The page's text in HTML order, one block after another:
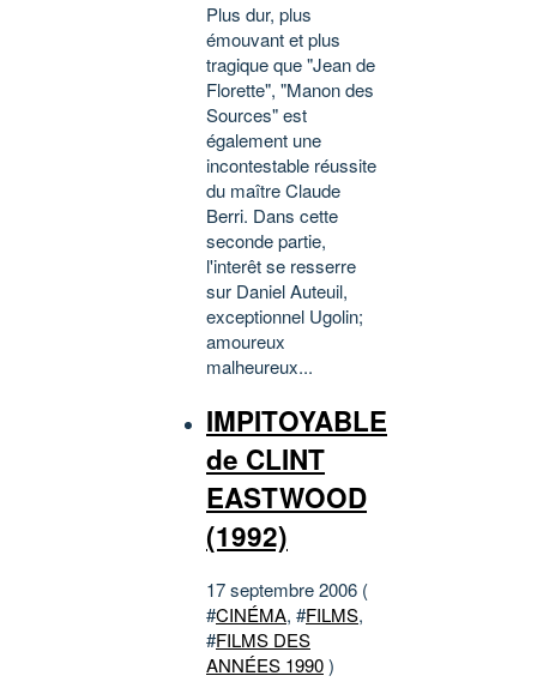
Plus dur, plus
émouvant et plus
tragique que "Jean de
Florette", "Manon des
Sources" est
également une
incontestable réussite
du maître Claude
Berri. Dans cette
seconde partie,
l'interêt se resserre
sur Daniel Auteuil,
exceptionnel Ugolin;
amoureux
malheureux...
IMPITOYABLE
de CLINT
EASTWOOD
(1992)
17 septembre 2006 (
#CINÉMA, #FILMS,
#FILMS DES
ANNÉES 1990)